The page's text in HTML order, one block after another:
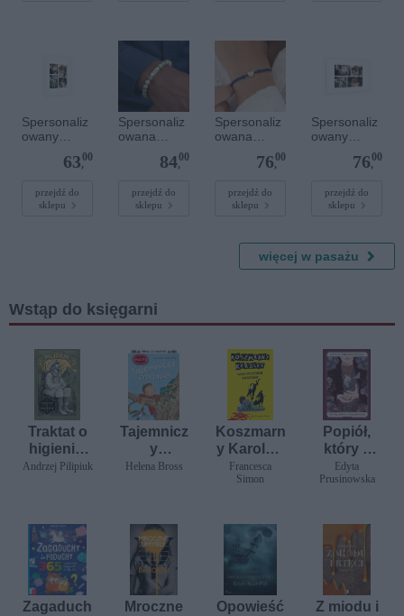
Spersonaliz
owany
plakat - 30 x
63,
00
przejdź do
sklepu
Spersonaliz
owana
bransoletka
szlachetnym
i - Szary - M
84,
00
przejdź do
sklepu
Spersonaliz
owana
bransoletka
sznurkowa -
Srebrne
serce
76,
00
przejdź do
sklepu
Spersonaliz
owany
plakat - 60 x
76,
00
przejdź do
sklepu
więcej w pasażu
Wstąp do księgarni
Traktat o
higienie.
Dzieje
Andrzej Pilipiuk
Tajemnicz
y
przyjaciel
Helena Bross
Koszmarn
y Karolek.
Moje
wszystkie
Francesca
Simon
Popiół,
który z
nas
zostanie
Edyta
Prusinowska
Zagaduch Mroczne Opowieść Z miodu i